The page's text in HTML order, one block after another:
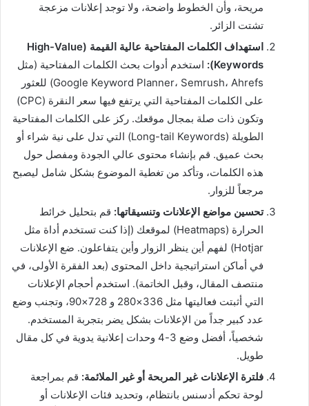
مريحة، وأن الخطوط واضحة، ولا توجد إعلانات مزعجة
تشتت الزائر.
استهداف الكلمات المفتاحية عالية القيمة (High-Value
Keywords):
استخدم أدوات بحث الكلمات المفتاحية (مثل
Google Keyword Planner، Semrush، Ahrefs) للعثور
على الكلمات المفتاحية التي يرتفع فيها سعر النقرة (CPC)
وتكون ذات صلة بمجال موقعك. ركز على الكلمات المفتاحية
الطويلة (Long-tail Keywords) التي تدل على نية شراء أو
بحث عميق. قم بإنشاء محتوى عالي الجودة ومفصل حول
هذه الكلمات، وتأكد من تغطية الموضوع بشكل شامل ليصبح
مرجعاً للزوار.
تحسين مواضع الإعلانات وتنسيقاتها: قم بتحليل خرائط
الحرارة (Heatmaps) لموقعك (إذا كنت تستخدم أداة مثل
Hotjar) لفهم أين ينظر الزوار وأين يتفاعلون. ضع الإعلانات
في أماكن استراتيجية داخل المحتوى (بعد الفقرة الأولى، في
منتصف المقال، وقبل الخاتمة). استخدم أحجام الإعلانات
التي أثبتت فعاليتها مثل 336×280 و 728×90، وتجنب وضع
عدد كبير جداً من الإعلانات بشكل يضر بتجربة المستخدم.
شخصياً، أفضل وضع 3-4 وحدات إعلانية يدوية في كل مقال
طويل.
فلترة الإعلانات غير المربحة أو غير الملائمة: قم بمراجعة
لوحة تحكم أدسنس بانتظام، وتحديد فئات الإعلانات أو